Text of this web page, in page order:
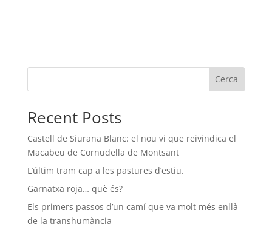
Cerca
Recent Posts
Castell de Siurana Blanc: el nou vi que reivindica el
Macabeu de Cornudella de Montsant
L’últim tram cap a les pastures d’estiu.
Garnatxa roja… què és?
Els primers passos d’un camí que va molt més enllà
de la transhumància